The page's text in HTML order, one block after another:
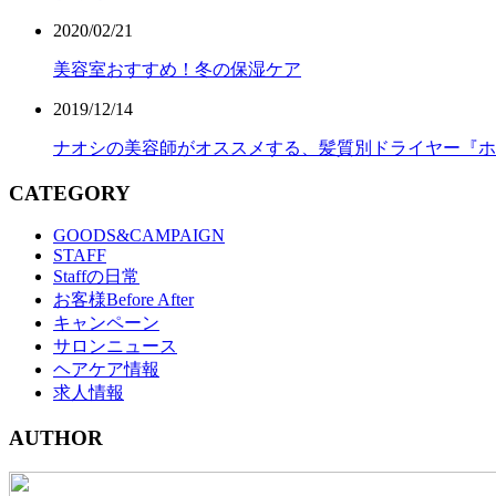
2020/02/21
美容室おすすめ！冬の保湿ケア
2019/12/14
ナオシの美容師がオススメする、髪質別ドライヤー『
CATEGORY
GOODS&CAMPAIGN
STAFF
Staffの日常
お客様Before After
キャンペーン
サロンニュース
ヘアケア情報
求人情報
AUTHOR